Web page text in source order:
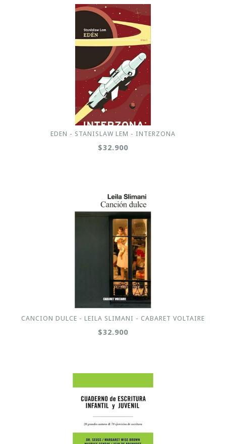
EDEN - STANISLAW LEM - INTERZONA
$32.900
CANCION DULCE - LEILA SLIMANI - CABARET VOLTAIRE
$32.900